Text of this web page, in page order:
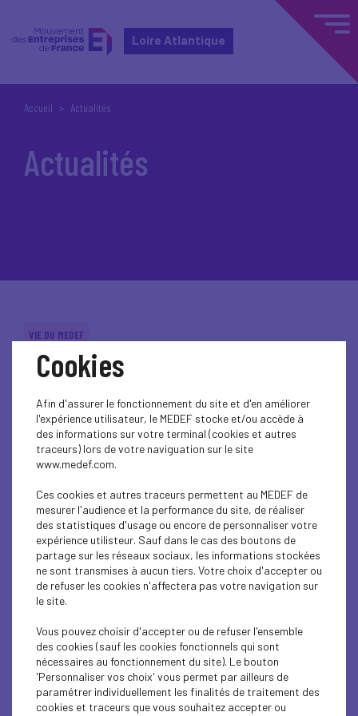
Loire Atlantique
Accueil Actualités
Actualités
VIE DU MEDEF
Le questionnaire de Proust : E. Orsenna
Lire l'article
VIE DU MEDEF
Le questionnaire de Proust : M. Pébereau
Lire l'article
VIE DU MEDEF
Le questionnaire de Proust : X. Emmanuelli
Cookies
Afin d'assurer le fonctionnement du site et d'en améliorer
l'expérience utilisateur, le MEDEF stocke et/ou accède à
des informations sur votre terminal (cookies et autres
traceurs) lors de votre naviguation sur le site
www.medef.com.
Ces cookies et autres traceurs permettent au MEDEF de
mesurer l'audience et la performance du site, de réaliser
des statistiques d'usage ou encore de personnaliser votre
expérience utilisteur. Sauf dans le cas des boutons de
partage sur les réseaux sociaux, les informations stockées
ne sont transmises à aucun tiers. Votre choix d'accepter ou
de refuser les cookies n'affectera pas votre navigation sur
le site.
Vous pouvez choisir d'accepter ou de refuser l'ensemble
des cookies (sauf les cookies fonctionnels qui sont
nécessaires au fonctionnement du site). Le bouton
'Personnaliser vos choix' vous permet par ailleurs de
paramétrer individuellement les finalités de traitement des
cookies et traceurs que vous souhaitez accepter ou